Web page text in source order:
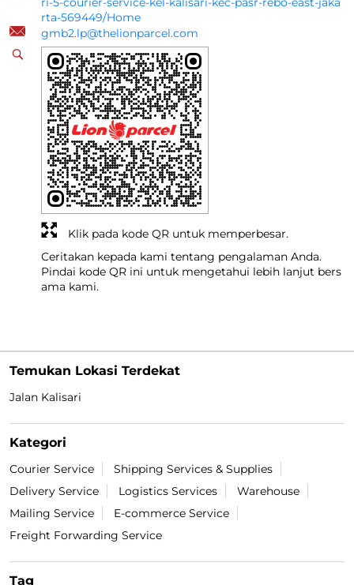
rta-569449/Home
gmb2.lp@thelionparcel.com
Ceritakan kepada kami tentang pengalaman Anda.
Pindai kode QR ini untuk mengetahui lebih lanjut bers
ama kami.
Klik pada kode QR untuk memperbesar.
Temukan Lokasi Terdekat
Jalan Kalisari
Kategori
Courier Service
Shipping Services & Supplies
Delivery Service
Logistics Services
Warehouse
Mailing Service
E-commerce Service
Freight Forwarding Service
Tag